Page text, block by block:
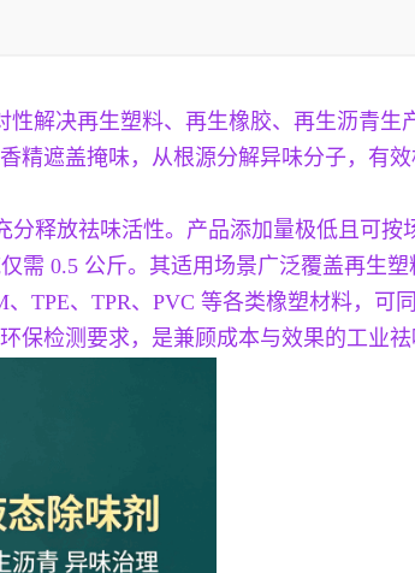
解决再生塑料、再生橡胶、再生沥青生
精遮盖掩味，从根源分解异味分子，有
释放祛味活性。产品添加量极低且可按
需 0.5 公斤。其适用场景广泛覆盖再生
TPE、TPR、PVC 等各类橡塑材料，可
检测要求，是兼顾成本与效果的工业祛